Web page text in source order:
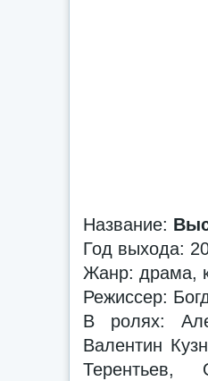
Название:
Год выхода:
Жанр: драма,
Режиссер:
В ролях:
Валентин